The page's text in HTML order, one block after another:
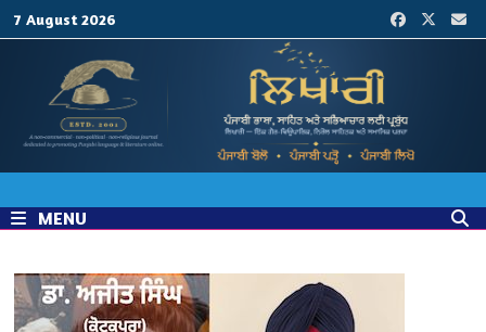
7 August 2026
MENU